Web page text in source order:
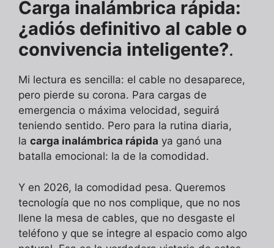
Carga inalámbrica rápida:
¿adiós definitivo al cable o
convivencia inteligente?.
Mi lectura es sencilla: el cable no desaparece,
pero pierde su corona. Para cargas de
emergencia o máxima velocidad, seguirá
teniendo sentido. Pero para la rutina diaria,
la carga inalámbrica rápida ya ganó una
batalla emocional: la de la comodidad.
Y en 2026, la comodidad pesa. Queremos
tecnología que no nos complique, que no nos
llene la mesa de cables, que no desgaste el
teléfono y que se integre al espacio como algo